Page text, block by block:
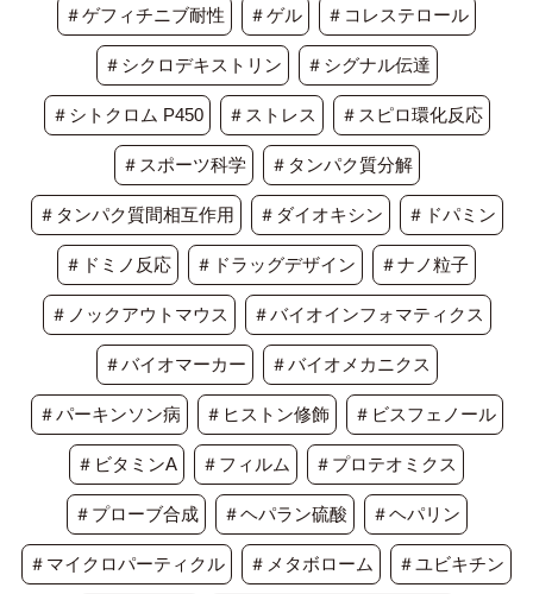
＃ゲフィチニブ耐性 ＃ゲル ＃コレステロール
＃シクロデキストリン ＃シグナル伝達
＃シトクロム P450 ＃ストレス ＃スピロ環化反応
＃スポーツ科学 ＃タンパク質分解
＃タンパク質間相互作用 ＃ダイオキシン ＃ドパミン
＃ドミノ反応 ＃ドラッグデザイン ＃ナノ粒子
＃ノックアウトマウス ＃バイオインフォマティクス
＃バイオマーカー ＃バイオメカニクス
＃パーキンソン病 ＃ヒストン修飾 ＃ビスフェノール
＃ビタミンA ＃フィルム ＃プロテオミクス
＃プローブ合成 ＃ヘパラン硫酸 ＃ヘパリン
＃マイクロパーティクル ＃メタボローム ＃ユビキチン